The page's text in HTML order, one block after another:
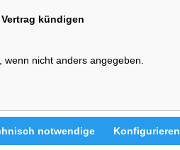
Vertrag kündigen
nicht anders angegeben.
notwendige Konfigurieren